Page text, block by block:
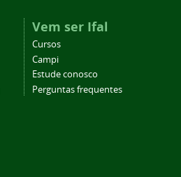
Vem ser Ifal
Cursos
Campi
Estude conosco
Perguntas frequentes